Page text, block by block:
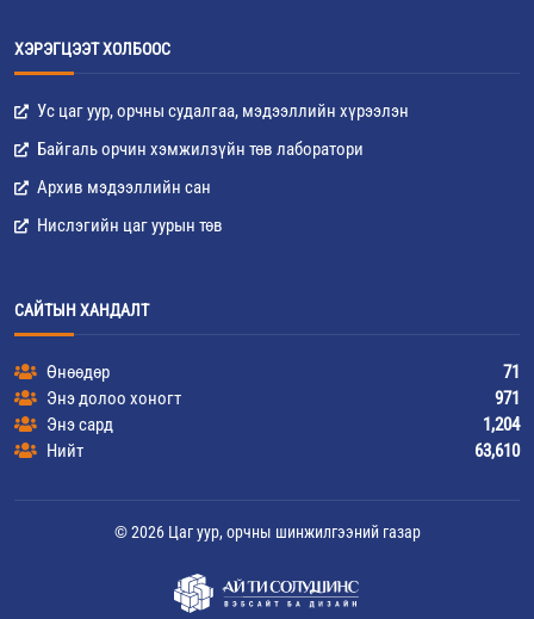
ХЭРЭГЦЭЭТ ХОЛБООС
Ус цаг уур, орчны судалгаа, мэдээллийн хүрээлэн
Байгаль орчин хэмжилзүйн төв лаборатори
Архив мэдээллийн сан
Нислэгийн цаг уурын төв
САЙТЫН ХАНДАЛТ
Өнөөдөр
71
Энэ долоо хоногт
971
Энэ сард
1,204
Нийт
63,610
© 2026 Цаг уур, орчны шинжилгээний газар